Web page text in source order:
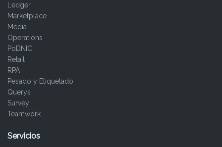
Ledger
Marketplace
Media
Operations
PoDNIC
Retail
RPA
Pesado y Etiquetado
Querys
Survey
Teamwork
Servicios